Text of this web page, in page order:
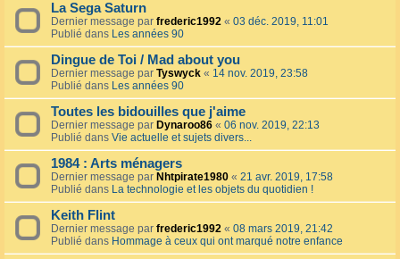
La Sega Saturn
Dernier message par frederic1992 « 03 déc. 2019, 11:01
Publié dans Les années 90
Dingue de Toi / Mad about you
Dernier message par Tyswyck « 14 nov. 2019, 23:58
Publié dans Les années 90
Toutes les bidouilles que j'aime
Dernier message par Dynaroo86 « 06 nov. 2019, 22:13
Publié dans Vie actuelle et sujets divers...
1984 : Arts ménagers
Dernier message par Nhtpirate1980 « 21 avr. 2019, 17:58
Publié dans La technologie et les objets du quotidien !
Keith Flint
Dernier message par frederic1992 « 08 mars 2019, 21:42
Publié dans Hommage à ceux qui ont marqué notre enfance